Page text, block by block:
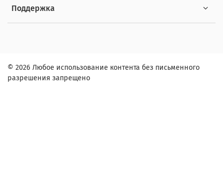
Поддержка
© 2026 Любое использование контента без письменного
разрешения запрещено